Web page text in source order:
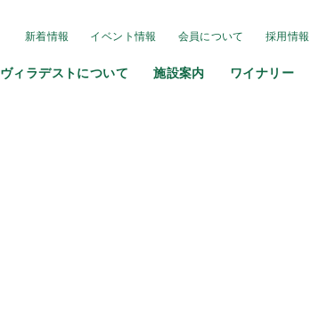
新着情報 イベント情報 会員について 採用情報
ヴィラデストについて 施設案内 ワイナリー